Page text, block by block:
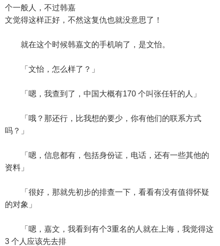
个一般人，不过韩嘉
文觉得这样正好，不然这复仇也就没意思了！
就在这个时候韩嘉文的手机响了，是文怡。
「文怡，怎么样了？」
「嗯，我查到了，中国大概有170 个叫张任轩的人」
「哦？那还行，比我想的要少，你有他们的联系方式
吗？」
「嗯，信息都有，包括身份证，电话，还有一些其他的
资料」
「很好，那就先初步的排查一下，看看有没有值得怀疑
的对象」
「嗯，嘉文，我看到有个3重名的人就在上海，我觉得这
3 个人应该先去排